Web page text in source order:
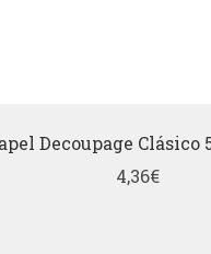
Decoupage Clásico
4,36€